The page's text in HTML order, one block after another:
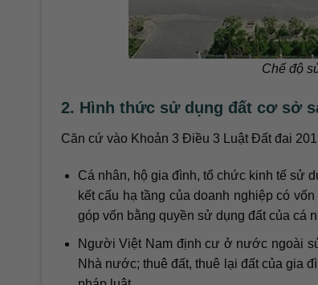
Chế độ
2. Hình thức sử dụng đất cơ sở
Căn cứ vào Khoản 3 Điều 3 Luật Đất đai
Cá nhân, hộ gia đình, tổ chức kinh tế sử
kết cấu hạ tầng của doanh nghiệp có
góp vốn bằng quyền sử dụng đất của cá
Người Việt Nam định cư ở nước ngoài
Nhà nước; thuê đất, thuê lại đất của gia